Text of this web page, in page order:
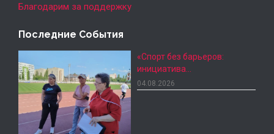
Благодарим за поддержку
Последние События
«Спорт без барьеров:
инициатива…
04.08.2026